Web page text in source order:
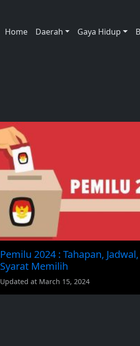
Home Daerah Gaya Hidup
Pemilu 2024 : Tahapan,
Syarat Memilih
Updated at March 15, 2024